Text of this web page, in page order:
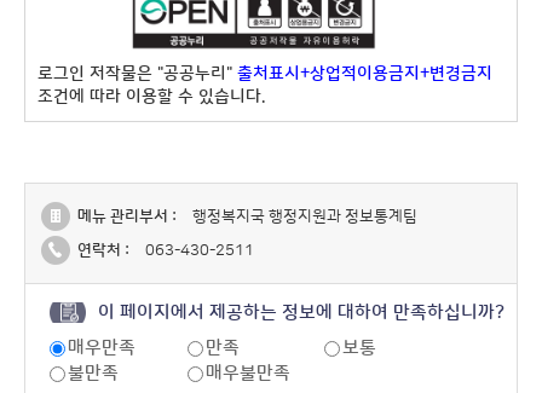
로그인 저작물은 "공공누리" 출처표시+상업적이용금지+변경금지
조건에 따라 이용할 수 있습니다.
메뉴 관리부서 :
행정복지국 행정지원과 정보통계팀
연락처 :
063-430-2511
이 페이지에서 제공하는 정보에 대하여 만족하십니까?
매우만족
만족
보통
불만족
매우불만족